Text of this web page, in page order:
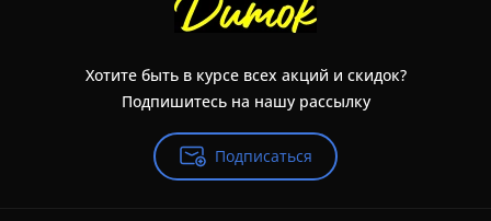
Хотите быть в курсе всех акций и скидок?
Подпишитесь на нашу рассылку
Подписаться